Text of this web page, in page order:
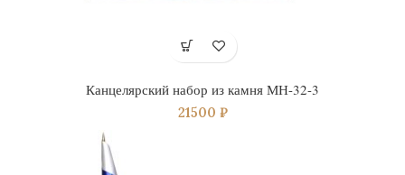
Канцелярский набор из камня МН-32-3
21500 ₽